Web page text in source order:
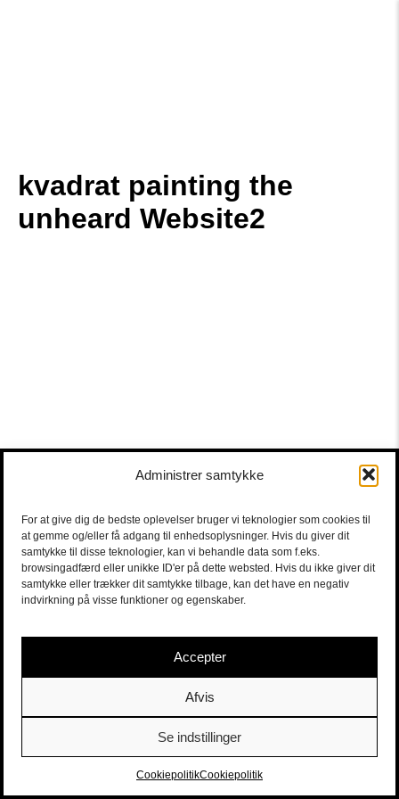
Administrer samtykke
For at give dig de bedste oplevelser bruger vi teknologier som cookies til
at gemme og/eller få adgang til enhedsoplysninger. Hvis du giver dit
samtykke til disse teknologier, kan vi behandle data som f.eks.
browsingadfærd eller unikke ID'er på dette websted. Hvis du ikke giver dit
samtykke eller trækker dit samtykke tilbage, kan det have en negativ
indvirkning på visse funktioner og egenskaber.
Accepter
Afvis
Se indstillinger
CookiepolitikCookiepolitik
kvadrat painting the
unheard Website2
Sort/Hvid | Staldgade 26-30 - 1699 Købehavn V |Billetter
|billet@sort-hvid.dk